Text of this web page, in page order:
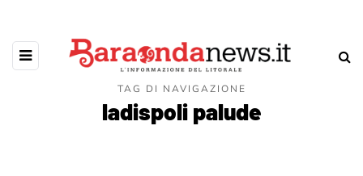
TAG DI NAVIGAZIONE
ladispoli palude